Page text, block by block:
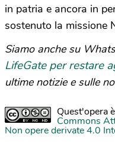
in patria e ancora in
sostenuto la missione
Siamo anche su
LifeGate per restare
ultime notizie e sulle
Quest'opera
Commons
Non opere derivate 4.0